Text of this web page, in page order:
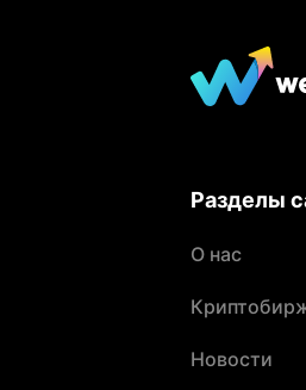
Разделы
О нас
Новости